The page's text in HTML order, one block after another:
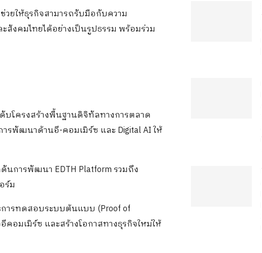
ยให้ธุรกิจสามารถรับมือกับความ
งคมไทยได้อย่างเป็นรูปธรรม พร้อมร่วม
บโครงสร้างพื้นฐานดิจิทัลทางการตลาด
รพัฒนาด้านอี-คอมเมิร์ซ และ Digital AI ให้
นการพัฒนา EDTH Platform รวมถึง
ร์ม
ารทดสอบระบบต้นแบบ (Proof of
อมเมิร์ซ และสร้างโอกาสทางธุรกิจใหม่ให้